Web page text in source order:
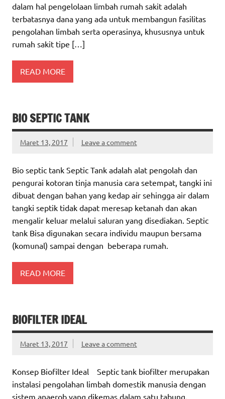
dalam hal pengelolaan limbah rumah sakit adalah
terbatasnya dana yang ada untuk membangun fasilitas
pengolahan limbah serta operasinya, khususnya untuk
rumah sakit tipe […]
READ MORE
BIO SEPTIC TANK
Maret 13, 2017 Leave a comment
Bio septic tank Septic Tank adalah alat pengolah dan
pengurai kotoran tinja manusia cara setempat, tangki ini
dibuat dengan bahan yang kedap air sehingga air dalam
tangki septik tidak dapat meresap ketanah dan akan
mengalir keluar melalui saluran yang disediakan. Septic
tank Bisa digunakan secara individu maupun bersama
(komunal) sampai dengan beberapa rumah.
READ MORE
BIOFILTER IDEAL
Maret 13, 2017 Leave a comment
Konsep Biofilter Ideal Septic tank biofilter merupakan
instalasi pengolahan limbah domestik manusia dengan
sistem anaerob yang dikemas dalam satu tabung,